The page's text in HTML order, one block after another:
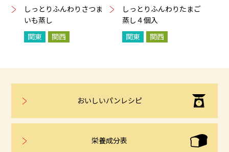
しっとりふんわりさつま
いも蒸し
関東
関西
しっとりふんわりたまご
蒸し４個入
関東
関西
おいしいパンレシピ
栄養成分表